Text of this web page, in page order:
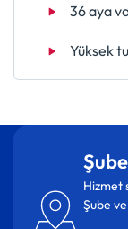
36 aya
Yüksek
Hizmet
Şube